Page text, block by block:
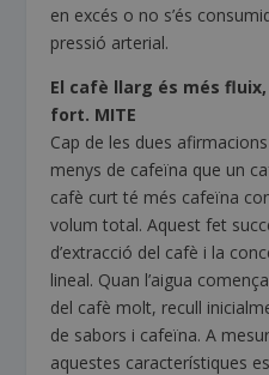
en excés o no s’és
pressió arterial.
El cafè llarg és més
fort. MITE
Cap de les dues
menys de cafeïna que un
cafè curt té més cafeïna
volum total. Aquest fet
d’extracció del cafè i la
lineal. Quan l’aigua
del cafè molt, recull
de sabors i cafeïna. A
aquestes característiques